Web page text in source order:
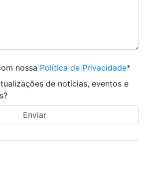
nossa Política de Privacidade*
de notícias, eventos e